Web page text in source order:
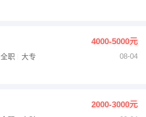
4000-5000元
全职 大专
08-04
2000-3000元